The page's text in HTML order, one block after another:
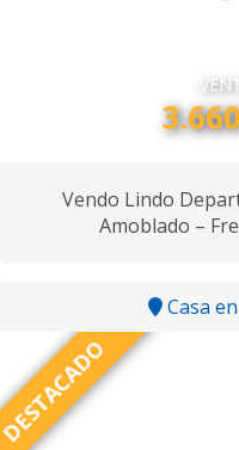
Vendo Lindo
Amoblado –
Casa en